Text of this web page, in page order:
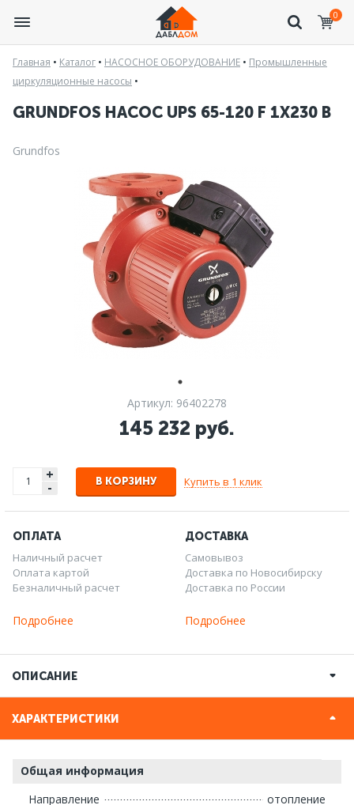
0
Главная • Каталог • НАСОСНОЕ ОБОРУДОВАНИЕ • Промышленные
циркуляционные насосы •
GRUNDFOS НАСОС UPS 65-120 F 1Х230 В
Grundfos
Артикул: 96402278
145 232 руб.
+
- В КОРЗИНУ Купить в 1 клик
ОПЛАТА
Наличный расчет
Оплата картой
Безналичный расчет
Подробнее
ДОСТАВКА
Самовывоз
Доставка по Новосибирску
Доставка по России
Подробнее
ОПИСАНИЕ
ХАРАКТЕРИСТИКИ
Общая информация
Направление
отопление